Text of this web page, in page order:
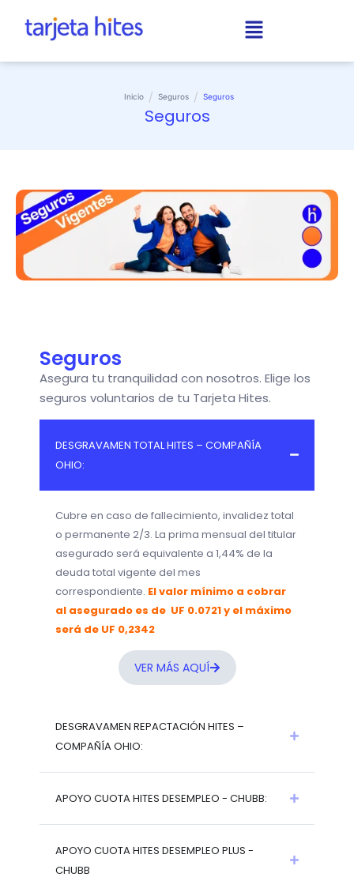
Inicio / Seguros / Seguros
Seguros
Seguros
Asegura tu tranquilidad con nosotros. Elige los
seguros voluntarios de tu Tarjeta Hites.
DESGRAVAMEN TOTAL HITES – COMPAÑÍA
OHIO:
Cubre en caso de fallecimiento, invalidez total
o permanente 2/3. La prima mensual del titular
asegurado será equivalente a 1,44% de la
deuda total vigente del mes
correspondiente. El valor mínimo a cobrar
al asegurado es de UF 0.0721 y el máximo
será de UF 0,2342
VER MÁS AQUÍ
DESGRAVAMEN REPACTACIÓN HITES –
COMPAÑÍA OHIO:
APOYO CUOTA HITES DESEMPLEO - CHUBB:
APOYO CUOTA HITES DESEMPLEO PLUS -
CHUBB